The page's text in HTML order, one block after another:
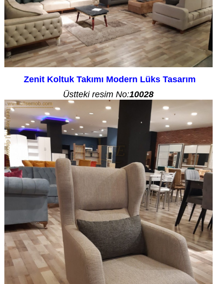
Zenit Koltuk Takımı Modern Lüks Tasarım
Üstteki resim No:10028